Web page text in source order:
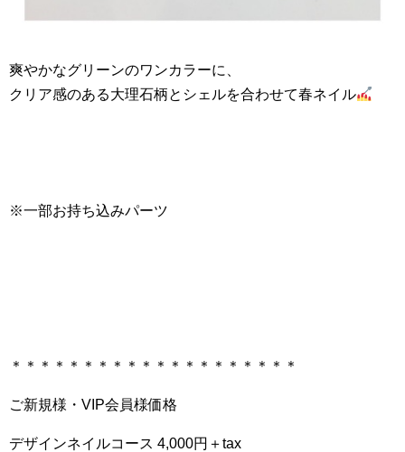
爽やかなグリーンのワンカラーに、
クリア感のある大理石柄とシェルを合わせて春ネイル
※一部お持ち込みパーツ
＊＊＊＊＊＊＊＊＊＊＊＊＊＊＊＊＊＊＊＊
ご新規様・VIP会員様価格
デザインネイルコース 4,000円＋tax